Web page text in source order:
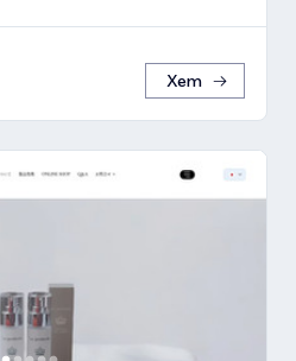
Xem